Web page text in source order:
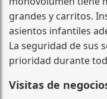
grandes y carritos.
asientos infantiles
La seguridad de sus
prioridad durante
Visitas de